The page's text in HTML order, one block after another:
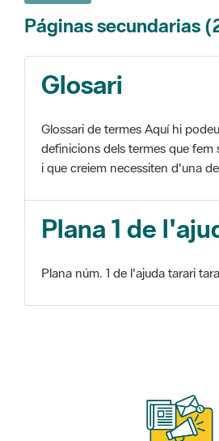
Páginas secundarias
Glosari
Glossari de termes Aquí hi
definicions dels termes que fem
i que creiem necessiten d'una
Plana 1 de
Plana núm. 1 de l'ajuda tarari